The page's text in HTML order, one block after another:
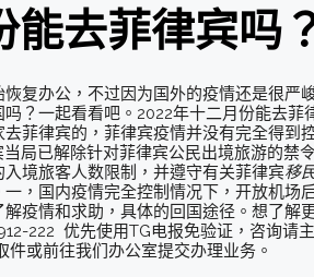
去菲律宾吗
复办公，不过因为国外的疫情还是很
？一起看看吧。2022年十二月份能去
菲律宾的，菲律宾疫情并没有完全得
局已解除针对菲律宾公民出境旅游的
境旅客人数限制，并遵守有关菲律宾移
，国内疫情完全控制情况下，开放机场
疫情和求助，具体的回国途径。想了
222 优先使用TG电报免验证，咨询请
或前往我们办公室提交办理业务。